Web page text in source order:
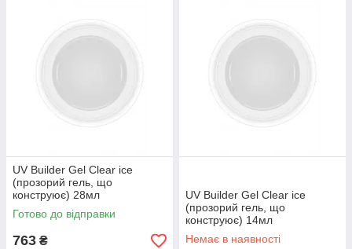
UV Builder Gel Clear ice
(прозорий гель, що
конструює) 28мл
Готово до відправки
763 ₴
UV Builder Gel Clear ice
(прозорий гель, що
конструює) 14мл
Немає в наявності